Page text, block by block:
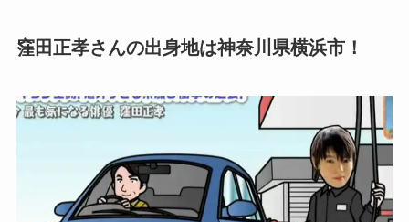
窪田正孝さんの出身地は神奈川県横浜市！